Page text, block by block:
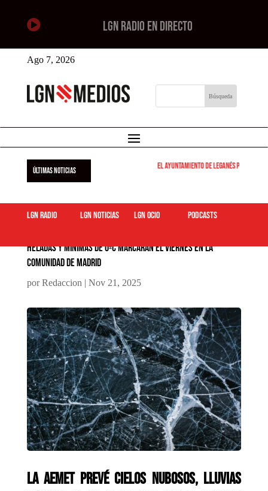
 LGN RADIO EN DIRECTO
Ago 7, 2026
ÚLTIMAS NOTICIAS El Ayuntamiento de Leganés pone en
LGN Radio LGN Noticias LGN ocio podcasts
Heladas y mínimas de 0ºC marcarán el viernes en la
Comunidad de Madrid
porRedaccion| Nov 21, 2025
La Aemet prevé cielos nubosos, lluvias